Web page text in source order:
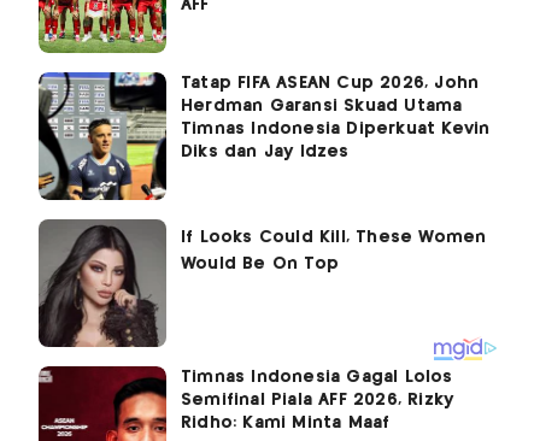
AFF
Tatap FIFA ASEAN Cup 2026, John
Herdman Garansi Skuad Utama
Timnas Indonesia Diperkuat Kevin
Diks dan Jay Idzes
Timnas Indonesia Gagal Lolos
Semifinal Piala AFF 2026, Rizky
Ridho: Kami Minta Maaf